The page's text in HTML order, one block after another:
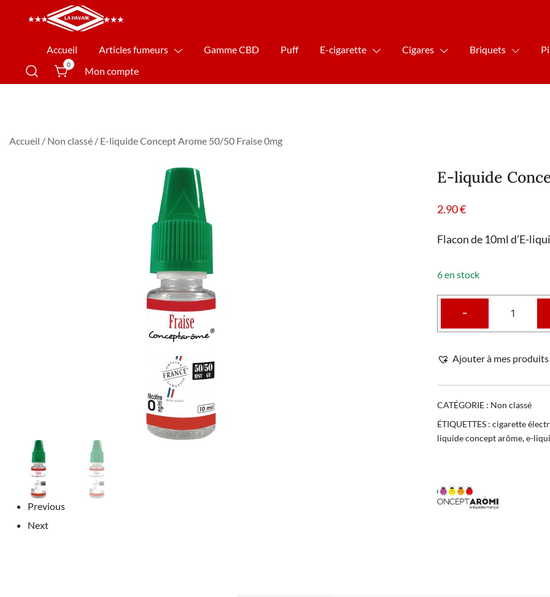
La Havane Nîmes
Accueil Articles fumeurs Gamme CBD Puff E-cigarette Cigares Briquets
0
Mon compte
Accueil / Non classé / E-liquide Concept Arome 50/50 Fraise 0mg
Previous
Next
E-liquide
2.90€
Flacon de 10ml d’E-
6 en stock
-
Ajouter à mes
CATÉGORIE : Non classé
ÉTIQUETTES : cigarette
liquide concept arôme,e-